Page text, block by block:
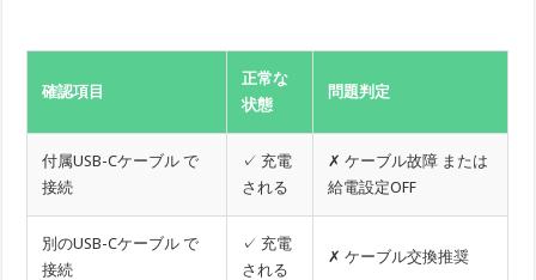
確認項目
正常な
状態
問題判定
付属USB-Cケーブル で
接続
✓ 充電
される
✗ ケーブル故障 または
給電設定OFF
別のUSB-Cケーブル で
接続
✓ 充電
される
✗ ケーブル交換推奨